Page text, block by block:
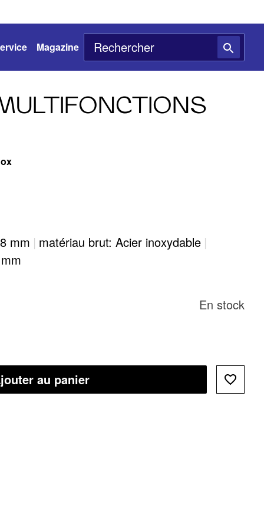
Magazine
mm | matériau brut: Acier inoxydable |
En stock
au panier